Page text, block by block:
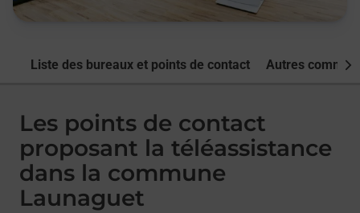
Liste des bureaux et points de contact Autres
Les points de contact
proposant la téléassistance
dans la commune
Launaguet